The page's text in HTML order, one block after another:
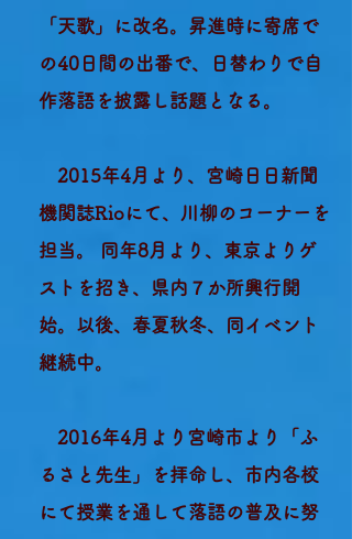
「天歌」に改名。昇進時に寄席で
の40日間の出番で、日替わりで自
作落語を披露し話題とな る。
2015年4月より、宮崎日日新聞
機関誌Rioにて、川柳のコーナーを
担当。
同年8月より、東京よりゲ
ストを招き、県内７か所興行開
始。以後、春夏秋冬、同イベント
継続中。
2016年4月より宮崎市より「ふ
るさと先生」を拝命し、市内各校
にて授業を通して落語の普及に努